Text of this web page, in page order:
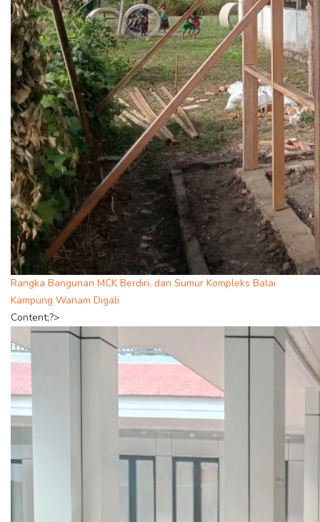
Rangka Bangunan MCK Berdiri, dan Sumur Kompleks Balai
Kampung Wanam Digali
Content;?>